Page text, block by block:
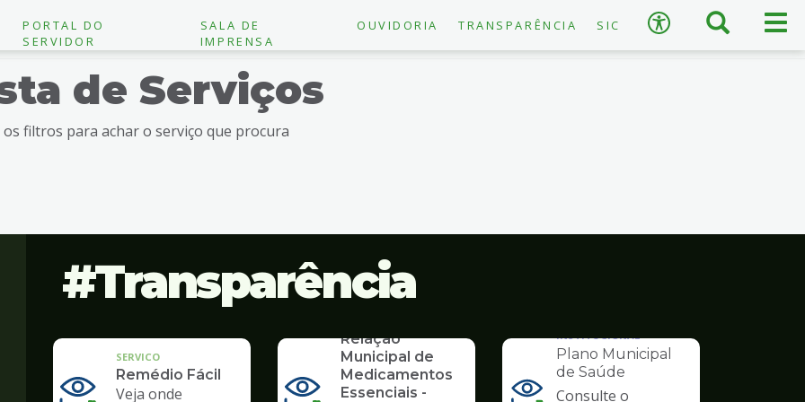
Busca
Acessibilidade
PORTAL DO
SERVIDOR
SALA DE
IMPRENSA
OUVIDORIA TRANSPARÊNCIA SIC ×
de Serviços
os filtros para achar o serviço que procura
Transparência
SERVICO
Remédio Fácil
Veja onde
Relação
Municipal de
Medicamentos
Essenciais -
INSTITUCIONAL
Plano Municipal
de Saúde
Consulte o